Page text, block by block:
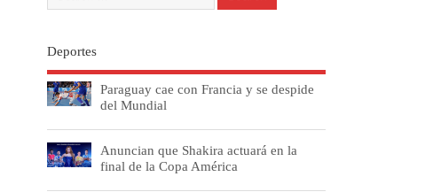
Deportes
Paraguay cae con Francia y se despide
del Mundial
Anuncian que Shakira actuará en la
final de la Copa América